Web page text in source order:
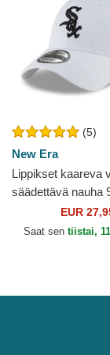
(5)
New Era
Lippikset kaareva
säädettävä nauha
Core Classic
Sox MLB New Era
EUR
Saat sen tiistai,